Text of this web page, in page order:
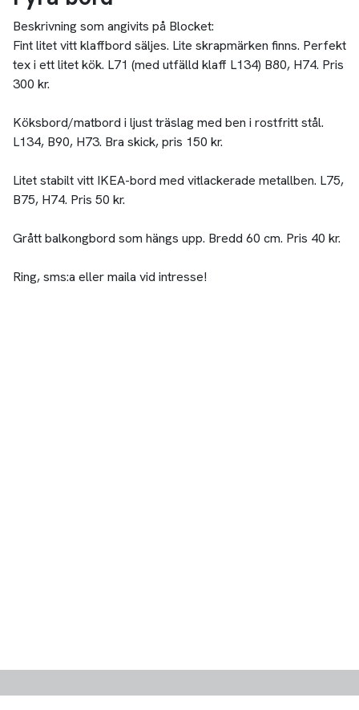
Beskrivning som angivits på Blocket:
Fint litet vitt klaffbord säljes. Lite skrapmärken finns. Perfekt
tex i ett litet kök. L71 (med utfälld klaff L134) B80, H74. Pris
300 kr.
Köksbord/matbord i ljust träslag med ben i rostfritt stål.
L134, B90, H73. Bra skick, pris 150 kr.
Litet stabilt vitt IKEA-bord med vitlackerade metallben. L75,
B75, H74. Pris 50 kr.
Grått balkongbord som hängs upp. Bredd 60 cm. Pris 40 kr.
Ring, sms:a eller maila vid intresse!